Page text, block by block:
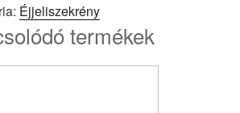
Éjjeliszekrény
termékek